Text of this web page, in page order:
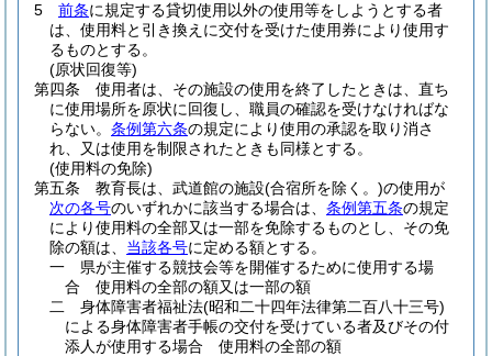
5
前条に規定する貸切使用以外の使用等をしようとする者
は、使用料と引き換えに交付を受けた使用券により使用す
るものとする。
(原状回復等)
第四条
使用者は、その施設の使用を終了したときは、直ち
に使用場所を原状に回復し、職員の確認を受けなければな
らない。 条例第六条の規定により使用の承認を取り消さ
れ、又は使用を制限されたときも同様とする。
(使用料の免除)
第五条
教育長は、武道館の施設(合宿所を除く。)の使用が
次の各号のいずれかに該当する場合は、 条例第五条の規定
により使用料の全部又は一部を免除するものとし、その免
除の額は、 当該各号に定める額とする。
一
県が主催する競技会等を開催するために使用する場
合 使用料の全部の額又は一部の額
二
身体障害者福祉法(昭和二十四年法律第二百八十三号)
による身体障害者手帳の交付を受けている者及びその付
添人が使用する場合 使用料の全部の額